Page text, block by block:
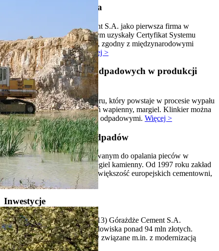
Certyfikaty i pozwolenia
W 2001 roku Górażdże Cement S.A. jako pierwsza firma w
polskim przemyśle cementowym uzyskały Certyfikat Systemu
Zarządzania Środowiskowego, zgodny z międzynarodowymi
standardami ISO 14001.Więcej >
Stosowanie surowców odpadowych w produkcji
cementu
Cement wytwarza się z klinkieru, który powstaje w procesie wypału
surowców naturalnych: kamień wapienny, margiel. Klinkier można
częściowo zastąpić surowcami odpadowymi. Więcej >
Odzysk energetyczny odpadów
Podstawowym paliwem stosowanym do opalania pieców w
Cementowni Górażdże jest węgiel kamienny. Od 1997 roku zakład
stosuje również, podobnie jak większość europejskich cementowni,
paliwa alternatywne. Więcej >
Inwestycje
W ostatnich 5 latach (2009-2013) Górażdże Cement S.A.
zainwestowały w ochronę środowiska ponad 94 mln złotych.
Najważniejsze inwestycje były związane m.in. z modernizacją
urządzeń.Więcej >